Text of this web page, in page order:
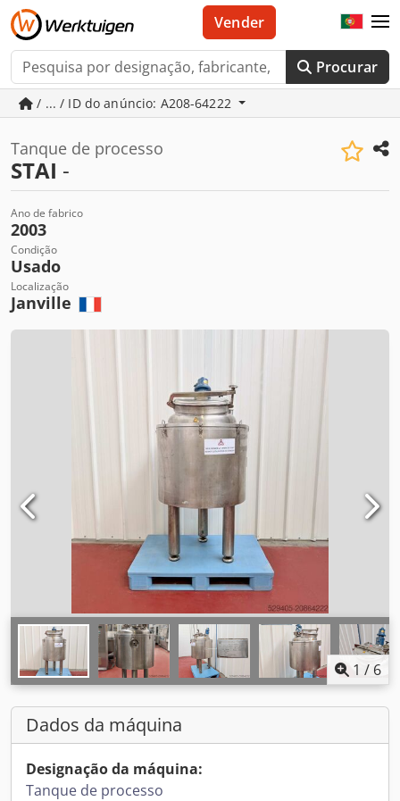
Procurar
Vender
/ ... / ID do anúncio: A208-64222
Tanque de processo
STAI -
Ano de fabrico
2003
Condição
Usado
Localização
Janville
1 / 6
Dados da máquina
Designação da máquina:
Tanque de processo